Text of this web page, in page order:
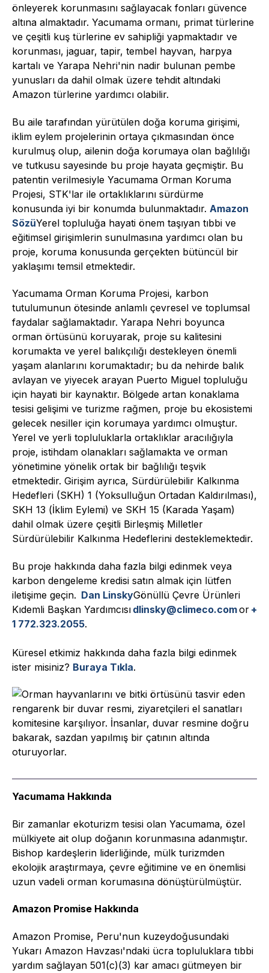
önleyerek korunmasını sağlayacak fonları güvence
altına almaktadır. Yacumama ormanı, primat türlerine
ve çeşitli kuş türlerine ev sahipliği yapmaktadır ve
korunması, jaguar, tapir, tembel hayvan, harpya
kartalı ve Yarapa Nehri'nin nadir bulunan pembe
yunusları da dahil olmak üzere tehdit altındaki
Amazon türlerine yardımcı olabilir.
Bu aile tarafından yürütülen doğa koruma girişimi,
iklim eylem projelerinin ortaya çıkmasından önce
kurulmuş olup, ailenin doğa korumaya olan bağlılığı
ve tutkusu sayesinde bu proje hayata geçmiştir. Bu
patentin verilmesiyle Yacumama Orman Koruma
Projesi, STK'lar ile ortaklıklarını sürdürme
konusunda iyi bir konumda bulunmaktadır. Amazon
SözüYerel topluluğa hayati önem taşıyan tıbbi ve
eğitimsel girişimlerin sunulmasına yardımcı olan bu
proje, koruma konusunda gerçekten bütüncül bir
yaklaşımı temsil etmektedir.
Yacumama Orman Koruma Projesi, karbon
tutulumunun ötesinde anlamlı çevresel ve toplumsal
faydalar sağlamaktadır. Yarapa Nehri boyunca
orman örtüsünü koruyarak, proje su kalitesini
korumakta ve yerel balıkçılığı destekleyen önemli
yaşam alanlarını korumaktadır; bu da nehirde balık
avlayan ve yiyecek arayan Puerto Miguel topluluğu
için hayati bir kaynaktır. Bölgede artan konaklama
tesisi gelişimi ve turizme rağmen, proje bu ekosistemi
gelecek nesiller için korumaya yardımcı olmuştur.
Yerel ve yerli topluluklarla ortaklıklar aracılığıyla
proje, istihdam olanakları sağlamakta ve orman
yönetimine yönelik ortak bir bağlılığı teşvik
etmektedir. Girişim ayrıca, Sürdürülebilir Kalkınma
Hedefleri (SKH) 1 (Yoksulluğun Ortadan Kaldırılması),
SKH 13 (İklim Eylemi) ve SKH 15 (Karada Yaşam)
dahil olmak üzere çeşitli Birleşmiş Milletler
Sürdürülebilir Kalkınma Hedeflerini desteklemektedir.
Bu proje hakkında daha fazla bilgi edinmek veya
karbon dengeleme kredisi satın almak için lütfen
iletişime geçin. Dan LinskyGönüllü Çevre Ürünleri
Kıdemli Başkan Yardımcısı dlinsky@climeco.comor +
1 772.323.2055.
Küresel etkimiz hakkında daha fazla bilgi edinmek
ister misiniz? Buraya Tıkla.
Yacumama Hakkında
Bir zamanlar ekoturizm tesisi olan Yacumama, özel
mülkiyete ait olup doğanın korunmasına adanmıştır.
Bishop kardeşlerin liderliğinde, mülk turizmden
ekolojik araştırmaya, çevre eğitimine ve en önemlisi
uzun vadeli orman korumasına dönüştürülmüştür.
Amazon Promise Hakkında
Amazon Promise, Peru'nun kuzeydoğusundaki
Yukarı Amazon Havzası'ndaki ücra topluluklara tıbbi
yardım sağlayan 501(c)(3) kar amacı gütmeyen bir